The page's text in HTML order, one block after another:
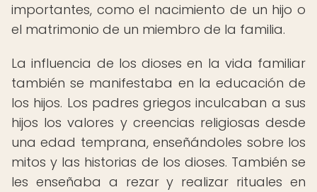
importantes, como el nacimiento de un hijo o
el matrimonio de un miembro de la familia.
La influencia de los dioses en la vida familiar
también se manifestaba en la educación de
los hijos. Los padres griegos inculcaban a sus
hijos los valores y creencias religiosas desde
una edad temprana, enseñándoles sobre los
mitos y las historias de los dioses. También se
les enseñaba a rezar y realizar rituales en